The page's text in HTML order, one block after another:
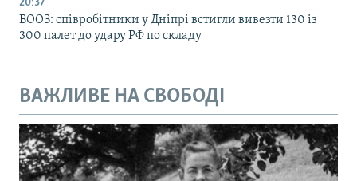
20:37
ВООЗ: співробітники у Дніпрі встигли вивезти 130 із
300 палет до удару РФ по складу
ВАЖЛИВЕ НА СВОБОДІ